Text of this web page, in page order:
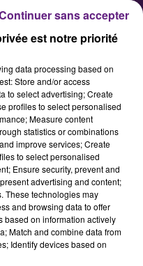
ce dimanche
de Dijon
année
la nature ce
année ce
est notre priorité
data processing based on
Store and/or access
to select advertising; Create
profiles to select personalised
Measure content
statistics or combinations
improve services; Create
to select personalised
Ensure security, prevent and
advertising and content;
These technologies may
and browsing data to offer
based on information actively
Match and combine data from
Identify devices based on
sans accepter